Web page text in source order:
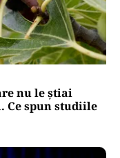
nu le știai
spun studiile